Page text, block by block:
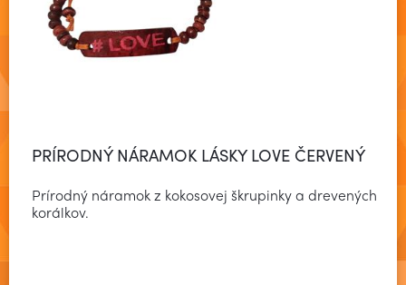
PRÍRODNÝ NÁRAMOK LÁSKY LOVE ČERVENÝ
Prírodný náramok z kokosovej škrupinky a drevených
korálkov.